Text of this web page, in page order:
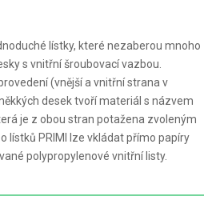
lístky, které nezaberou mnoho
s vnitřní šroubovací vazbou.
(vnější a vnitřní strana v
desek tvoří materiál s názvem
je z obou stran potažena zvoleným
lístků PRIMI lze vkládat přímo papíry
polypropylenové vnitřní listy.